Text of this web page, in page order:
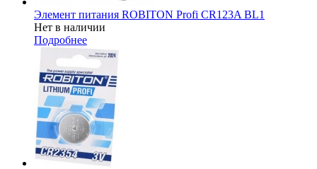
Элемент питания ROBITON Profi CR123A BL1
Нет в наличии
Подробнее